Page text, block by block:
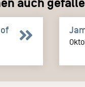
auch